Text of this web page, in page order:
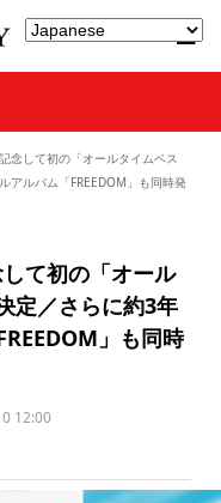
念して初の「オールタイムベス
アルバム「FREEDOM」も同時発
て初の「オール
定／さらに約3年
」も同時
12:00